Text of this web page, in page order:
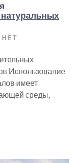
Использование
имеет
среды,